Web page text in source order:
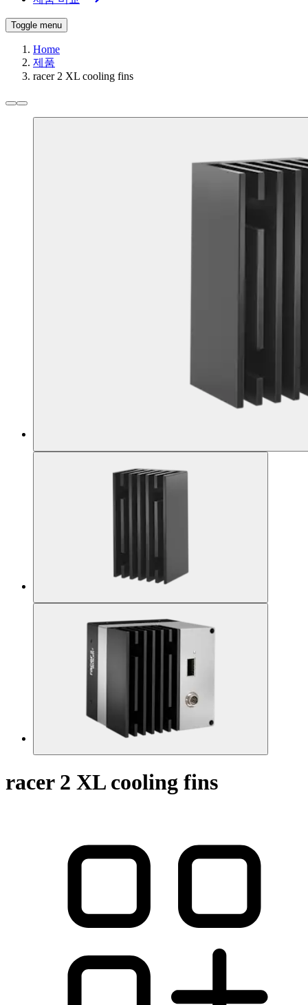
Toggle menu
Home
‍제품
racer 2 XL cooling fins
racer 2 XL cooling fins